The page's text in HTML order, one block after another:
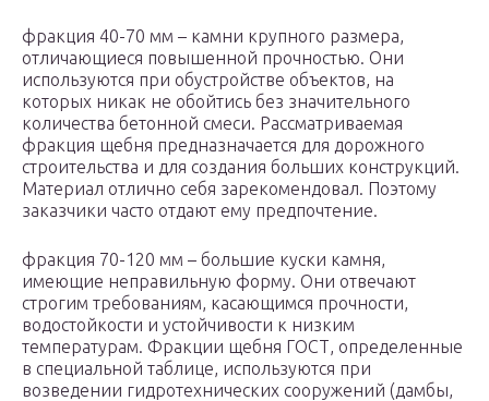
фракция 40-70 мм – камни крупного размера,
отличающиеся повышенной прочностью. Они
используются при обустройстве объектов, на
которых никак не обойтись без значительного
количества бетонной смеси. Рассматриваемая
фракция щебня предназначается для дорожного
строительства и для создания больших конструкций.
Материал отлично себя зарекомендовал. Поэтому
заказчики часто отдают ему предпочтение.
фракция 70-120 мм – большие куски камня,
имеющие неправильную форму. Они отвечают
строгим требованиям, касающимся прочности,
водостойкости и устойчивости к низким
температурам. Фракции щебня ГОСТ, определенные
в специальной таблице, используются при
возведении гидротехнических сооружений (дамбы,